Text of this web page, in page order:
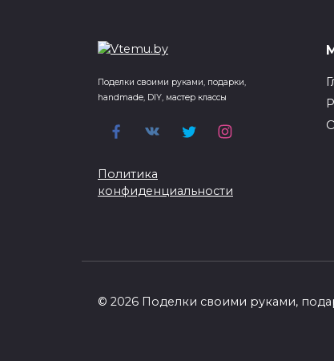
Поделки своими руками, подарки,
handmade, DIY, мастер классы
Политика
конфиденциальности
© 2026 Поделки своими руками,